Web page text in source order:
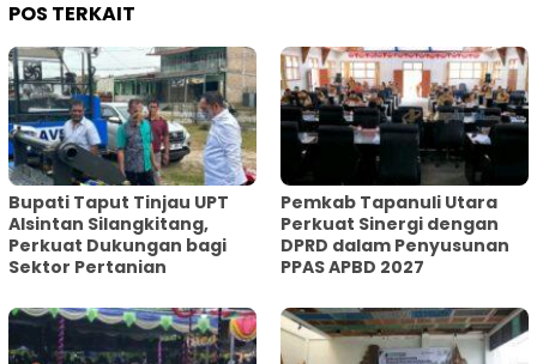
POS TERKAIT
Bupati Taput Tinjau UPT
Alsintan Silangkitang,
Perkuat Dukungan bagi
Sektor Pertanian
Pemkab Tapanuli Utara
Perkuat Sinergi dengan
DPRD dalam Penyusunan
PPAS APBD 2027